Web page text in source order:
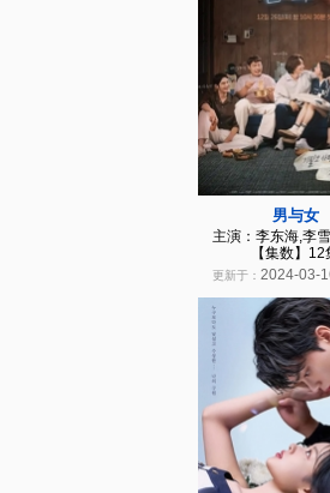
男与女
主演：李东海,李
【集数】12
更新于： 2024-03-